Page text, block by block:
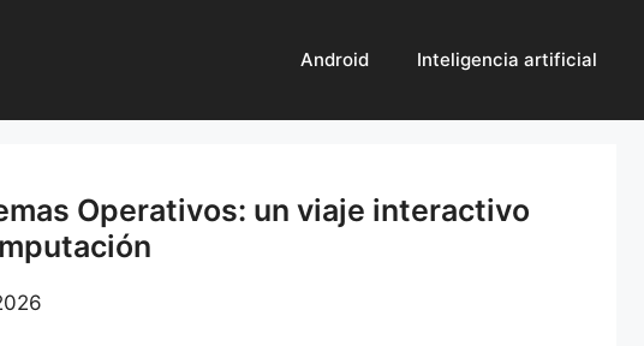
Android Inteligencia artificial
Operativos: un viaje interactivo